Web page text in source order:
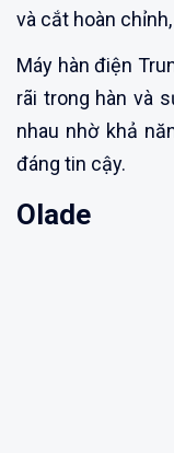
và cắt hoàn
Máy hàn điện
rãi trong hàn và
nhau nhờ khả
đáng tin cậy.
Olade